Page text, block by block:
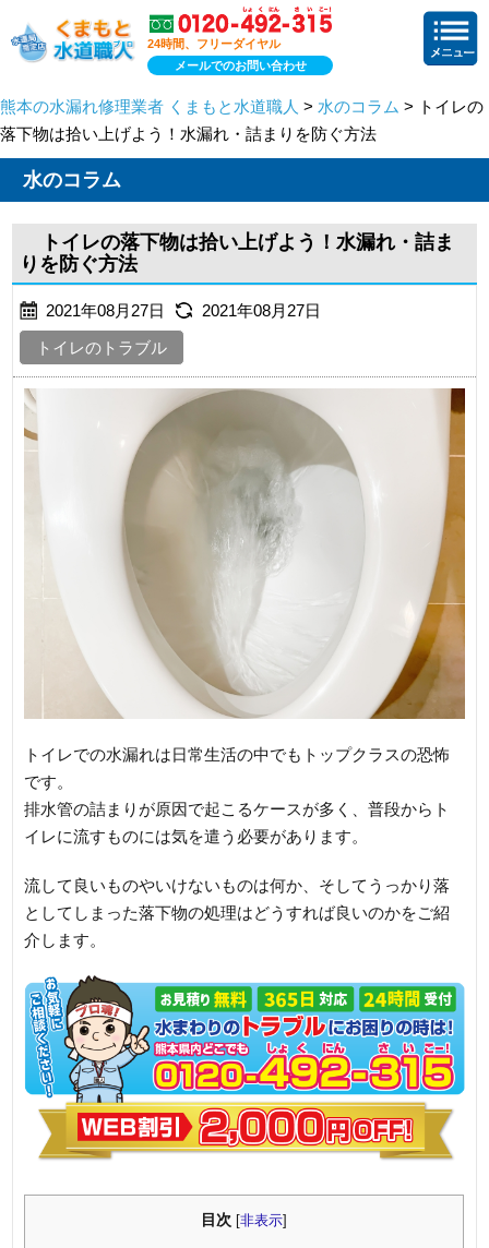
24時間、フリーダイヤル
メールでのお問い合わせ
熊本の水漏れ修理業者 くまもと水道職人 > 水のコラム > トイレの
落下物は拾い上げよう！水漏れ・詰まりを防ぐ方法
水のコラム
トイレの落下物は拾い上げよう！水漏れ・詰ま
りを防ぐ方法
2021年08月27日
2021年08月27日
トイレのトラブル
トイレでの水漏れは日常生活の中でもトップクラスの恐怖
です。
排水管の詰まりが原因で起こるケースが多く、普段からト
イレに流すものには気を遣う必要があります。
流して良いものやいけないものは何か、そしてうっかり落
としてしまった落下物の処理はどうすれば良いのかをご紹
介します。
目次 [非表示]